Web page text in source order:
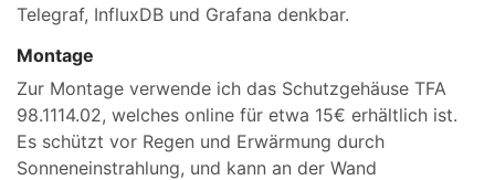
Telegraf, InfluxDB und Grafana denkbar.
Montage
Zur Montage verwende ich das Schutzgehäuse TFA
98.1114.02, welches online für etwa 15€ erhältlich ist.
Es schützt vor Regen und Erwärmung durch
Sonneneinstrahlung, und kann an der Wand